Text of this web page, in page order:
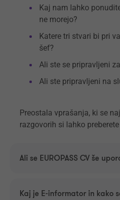
Kaj nam lahko
ne morejo?
Katere tri stvari bi pri
šef?
Ali ste se pripravljeni
Ali ste pripravljeni na
Preostala vprašanja, ki se
razgovorih si lahko preberete
Ali se EUROPASS CV še
Kaj je E-informator in kako